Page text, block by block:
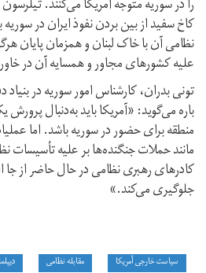
را در سوریه متوجه آمریکا می‌کنند.
کاخ سفید از بین بردن نفوذ ایران در
نظامی آن با خاک لبنان و همزمان پایان
علیه کشورهای مجاور و همسایه آن در
تونی بدران، کارشناس امور سوریه در بنیاد
باره می‌گوید: «آمریکا باید به‌دنبال
منطقه برای حضور در سوریه باشد. اما
مانند حملات جنگنده‌ها بر علیه
کادرهای رهبری نظامی در حال حاضر از جا
جلوگیری می‌کند.»
سیاست خارجی آمریکا مقابله نظامی